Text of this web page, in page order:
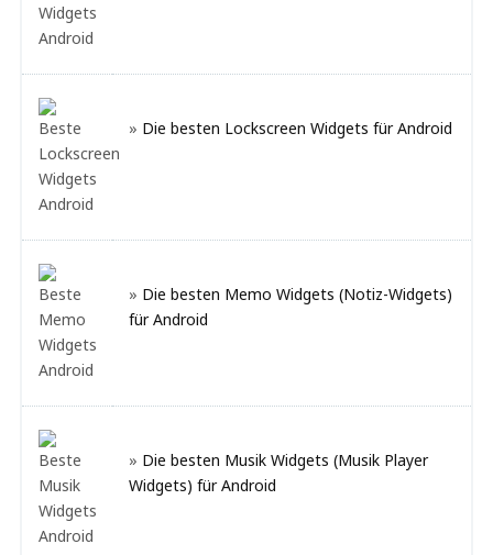
» Die besten Lockscreen Widgets für Android
» Die besten Memo Widgets (Notiz-Widgets)
für Android
» Die besten Musik Widgets (Musik Player
Widgets) für Android